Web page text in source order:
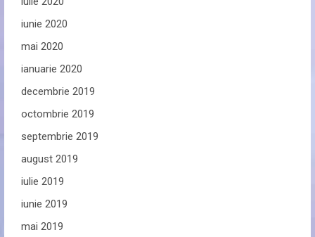
iunie 2020
mai 2020
ianuarie 2020
decembrie 2019
octombrie 2019
septembrie 2019
august 2019
iulie 2019
iunie 2019
mai 2019